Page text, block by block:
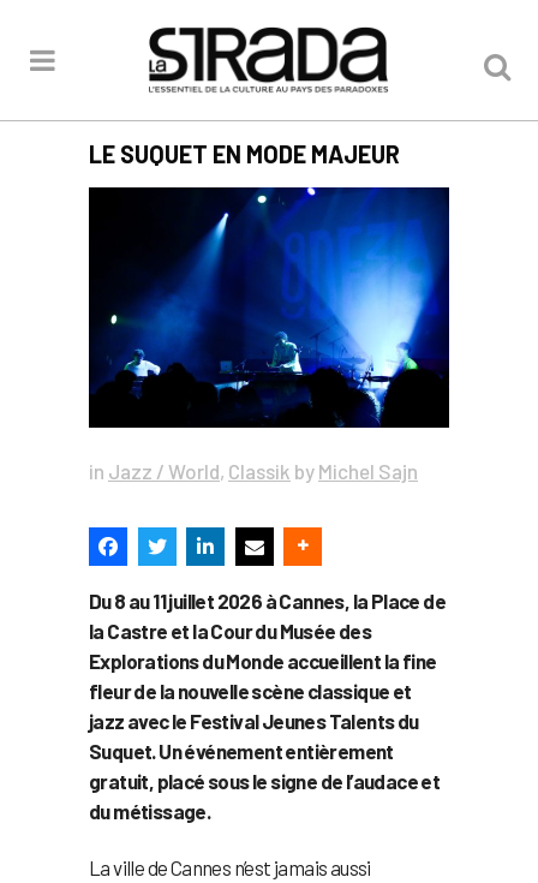
LE SUQUET EN MODE MAJEUR
in Jazz / World, Classik by Michel Sajn
Du 8 au 11 juillet 2026 à Cannes, la Place de
la Castre et la Cour du Musée des
Explorations du Monde accueillent la fine
fleur de la nouvelle scène classique et
jazz avec le Festival Jeunes Talents du
Suquet. Un événement entièrement
gratuit, placé sous le signe de l’audace et
du métissage.
La ville de Cannes n’est jamais aussi